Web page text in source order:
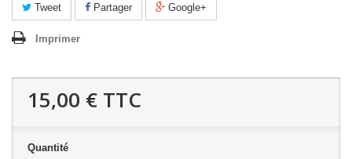
Tweet Partager Google+
Imprimer
15,00 € TTC
Quantité